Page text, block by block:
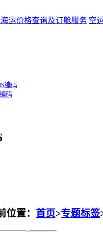
海运价格查询及订舱服务 空
编码
码
位置： 首页>专题标签